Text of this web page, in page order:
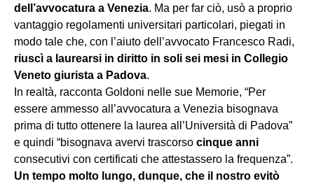
dell’avvocatura a Venezia. Ma per far ciò, usò a proprio
vantaggio regolamenti universitari particolari, piegati in
modo tale che, con l’aiuto dell’avvocato Francesco Radi,
riuscì a laurearsi in diritto in soli sei mesi in Collegio
Veneto giurista a Padova.
In realtà, racconta Goldoni nelle sue Memorie, “Per
essere ammesso all’avvocatura a Venezia bisognava
prima di tutto ottenere la laurea all’Università di Padova”
e quindi “bisognava avervi trascorso cinque anni
consecutivi con certificati che attestassero la frequenza”.
Un tempo molto lungo, dunque, che il nostro evitò